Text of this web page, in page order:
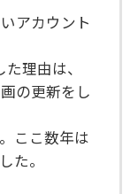
アカウント
理由は、
の更新をし
ここ数年は
た。